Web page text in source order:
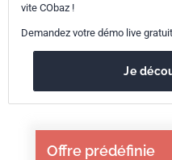
Offre prédéfinie
vite CObaz !
Demandez votre démo live
Je